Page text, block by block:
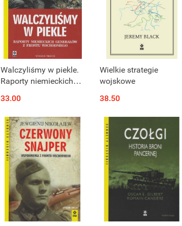
Walczyliśmy w piekle.
Raporty niemieckich
wschodniego
33.00
Wielkie strategie
wojskowe
38.50